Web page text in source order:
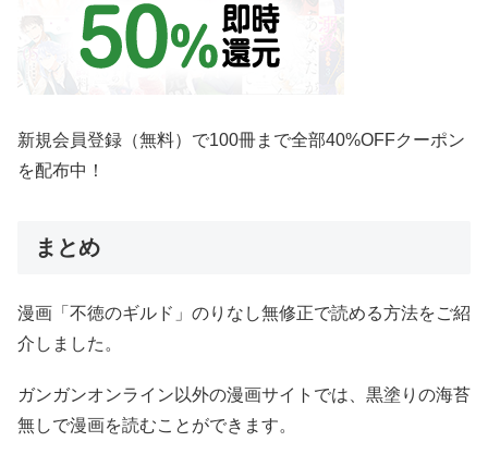
新規会員登録（無料）で100冊まで全部40%OFFクーポン
を配布中！
まとめ
漫画「不徳のギルド」のりなし無修正で読める方法をご紹
介しました。
ガンガンオンライン以外の漫画サイトでは、黒塗りの海苔
無しで漫画を読むことができます。